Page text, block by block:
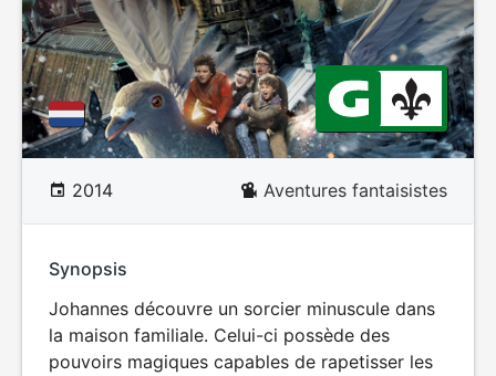
2014 Aventures fantaisistes
Synopsis
Johannes découvre un sorcier minuscule dans
la maison familiale. Celui-ci possède des
pouvoirs magiques capables de rapetisser les